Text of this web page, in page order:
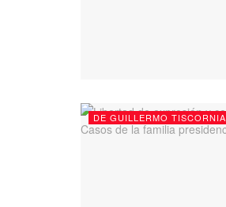
DE GUILLERMO TISCORNIA